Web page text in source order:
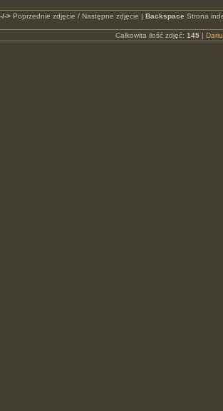
>Poprzednie zdjęcie / Następne zdjęcie | Backspace Strona
Całkowita ilość zdjęć: 145|